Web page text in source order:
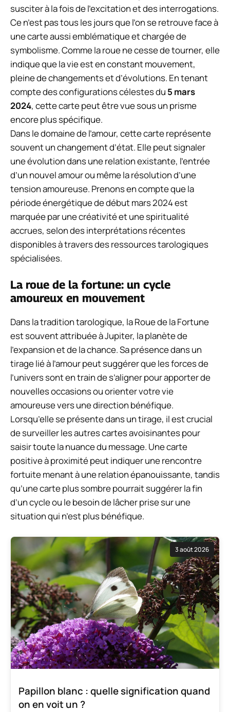
susciter à la fois de l’excitation et des interrogations.
Ce n’est pas tous les jours que l’on se retrouve face à
une carte aussi emblématique et chargée de
symbolisme. Comme la roue ne cesse de tourner, elle
indique que la vie est en constant mouvement,
pleine de changements et d’évolutions. En tenant
compte des configurations célestes du 5 mars
2024, cette carte peut être vue sous un prisme
encore plus spécifique.
Dans le domaine de l’amour, cette carte représente
souvent un changement d’état. Elle peut signaler
une évolution dans une relation existante, l’entrée
d’un nouvel amour ou même la résolution d’une
tension amoureuse. Prenons en compte que la
période énergétique de début mars 2024 est
marquée par une créativité et une spiritualité
accrues, selon des interprétations récentes
disponibles à travers des ressources tarologiques
spécialisées.
La roue de la fortune: un cycle
amoureux en mouvement
Dans la tradition tarologique, la Roue de la Fortune
est souvent attribuée à Jupiter, la planète de
l’expansion et de la chance. Sa présence dans un
tirage lié à l’amour peut suggérer que les forces de
l’univers sont en train de s’aligner pour apporter de
nouvelles occasions ou orienter votre vie
amoureuse vers une direction bénéfique.
Lorsqu’elle se présente dans un tirage, il est crucial
de surveiller les autres cartes avoisinantes pour
saisir toute la nuance du message. Une carte
positive à proximité peut indiquer une rencontre
fortuite menant à une relation épanouissante, tandis
qu’une carte plus sombre pourrait suggérer la fin
d’un cycle ou le besoin de lâcher prise sur une
situation qui n’est plus bénéfique.
3 août 2026
Papillon blanc : quelle signification quand
on en voit un ?